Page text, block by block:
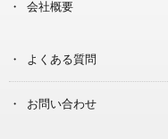
会社概要
よくある質問
お問い合わせ